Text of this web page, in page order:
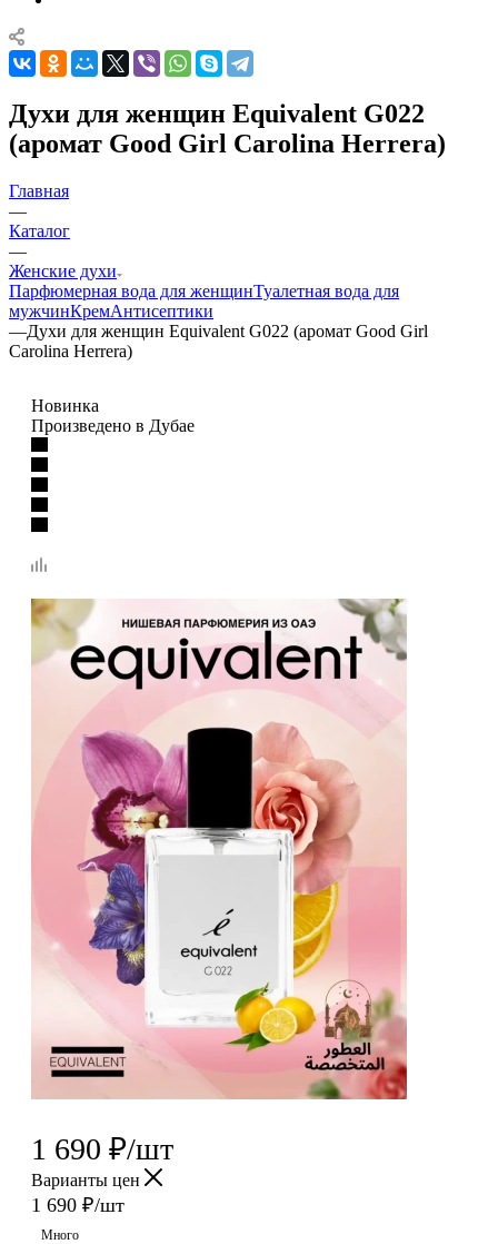
Духи для женщин Equivalent G022
(аромат Good Girl Carolina Herrera)
Главная
—
Каталог
—
Женские духи
Парфюмерная вода для женщинТуалетная вода для
мужчинКремАнтисептики
—Духи для женщин Equivalent G022 (аромат Good Girl
Carolina Herrera)
Новинка
Произведено в Дубае
1 690 ₽/шт
Варианты цен
1 690 ₽/шт
Много